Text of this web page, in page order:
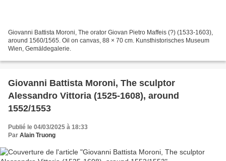
Giovanni Battista Moroni, The orator Giovan Pietro Maffeis (?) (1533-1603),
around 1560/1565. Oil on canvas, 88 × 70 cm. Kunsthistorisches Museum
Wien, Gemäldegalerie.
Giovanni Battista Moroni, The sculptor
Alessandro Vittoria (1525-1608), around
1552/1553
Publié le 04/03/2025 à 18:33
Par Alain Truong